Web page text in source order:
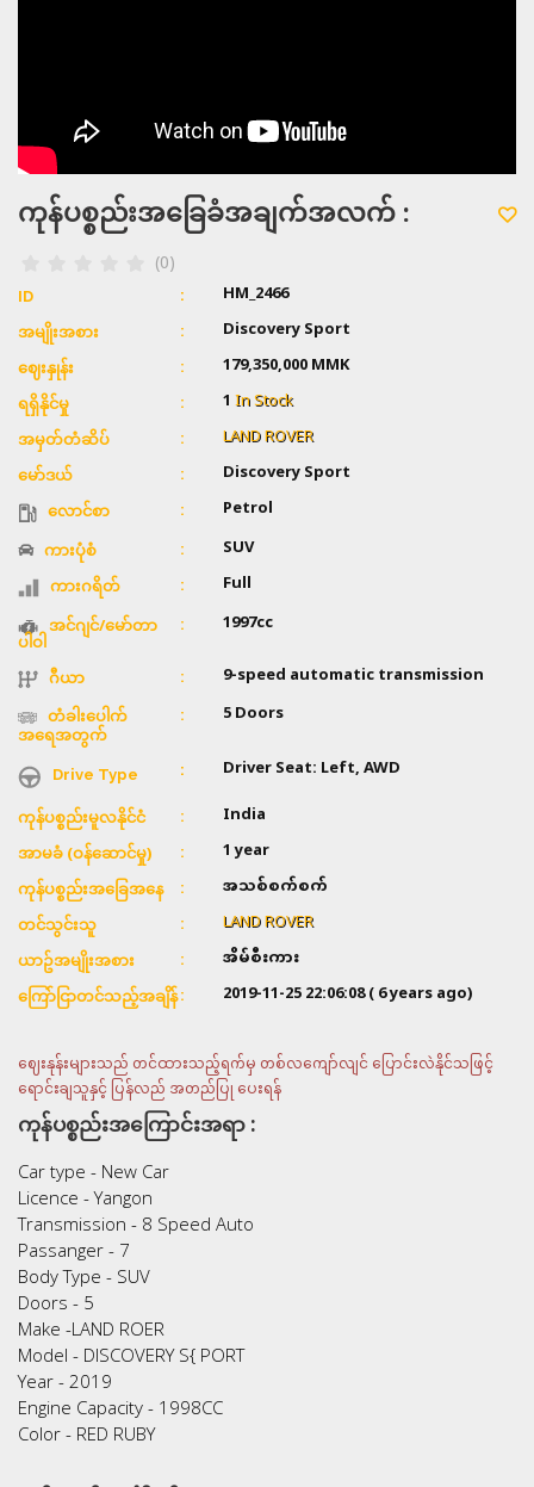
ကုန်ပစ္စည်းအခြေခံအချက်အလက် :
(0)
ID HM_2466
အမျိုးအစား Discovery Sport
ဈေးနှုန်း 179,350,000 MMK
ရရှိနိုင်မှု 1In Stock
အမှတ်တံဆိပ် LAND ROVER
မော်ဒယ် Discovery Sport
လောင်စာ Petrol
ကားပုံစံ SUV
ကားဂရိတ် Full
အင်ဂျင်/မော်တာ
ပါဝါ
1997cc
ဂီယာ 9-speed automatic transmission
တံခါးပေါက်
အရေအတွက်
5 Doors
Drive Type Driver Seat: Left, AWD
ကုန်ပစ္စည်းမူလနိုင်ငံ India
အာမခံ (ဝန်ဆောင်မှု) 1 year
ကုန်ပစ္စည်းအခြေအနေ အသစ်စက်စက်
တင်သွင်းသူ LAND ROVER
ယာဥ်အမျိုးအစား အိမ်စီးကား
ကြော်ငြာတင်သည့်အချိန် 2019-11-25 22:06:08( 6 years ago)
ဈေးနုန်းများသည် တင်ထားသည့်ရက်မှ တစ်လကျော်လျင် ပြောင်းလဲနိုင်သဖြင့်
ရောင်းချသူနှင့် ပြန်လည် အတည်ပြု ပေးရန်
ကုန်ပစ္စည်းအကြောင်းအရာ :
Car type - New Car
Licence - Yangon
Transmission - 8 Speed Auto
Passanger - 7
Body Type - SUV
Doors - 5
Make -LAND ROER
Model - DISCOVERY S{ PORT
Year - 2019
Engine Capacity - 1998CC
Color - RED RUBY